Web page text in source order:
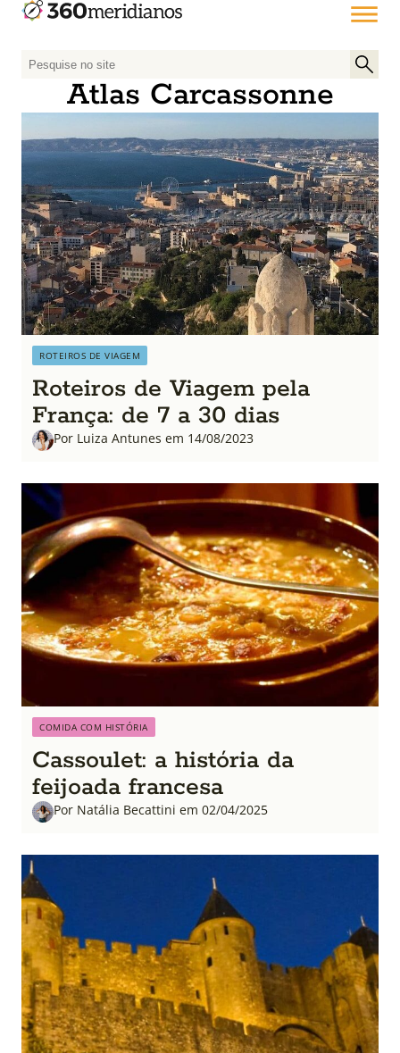
P
u
i
s
a
r
p
o
r
:
Atlas Carcassonne
ROTEIROS DE VIAGEM
Roteiros de Viagem pela
França: de 7 a 30 dias
Por Luiza Antunes em 14/08/2023
COMIDA COM HISTÓRIA
Cassoulet: a história da
feijoada francesa
Por Natália Becattini em 02/04/2025